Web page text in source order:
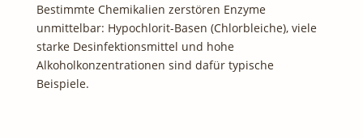
Bestimmte Chemikalien zerstören Enzyme
unmittelbar: Hypochlorit-Basen (Chlorbleiche), viele
starke Desinfektionsmittel und hohe
Alkoholkonzentrationen sind dafür typische
Beispiele.